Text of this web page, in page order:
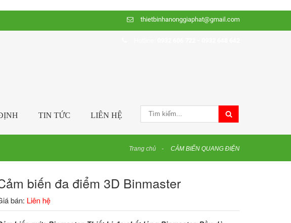
thietbinhanonggiaphat@gmail.com
TIN TỨC LIÊN HỆ
Trang chủ CẢM BIẾN QUANG ĐIỆN
biến đa điểm 3D Binmaster
bán: Liên hệ